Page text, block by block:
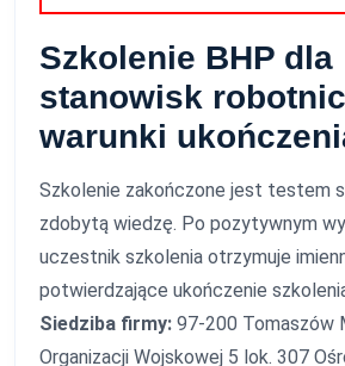
Szkolenie BHP dla
stanowisk
warunki
Szkolenie zakończone jest testem
zdobytą wiedzę. Po pozytywnym
uczestnik szkolenia otrzymuje
potwierdzające ukończenie
Siedziba firmy: 97-200 Tomaszów
Organizacji Wojskowej 5 lok. 307